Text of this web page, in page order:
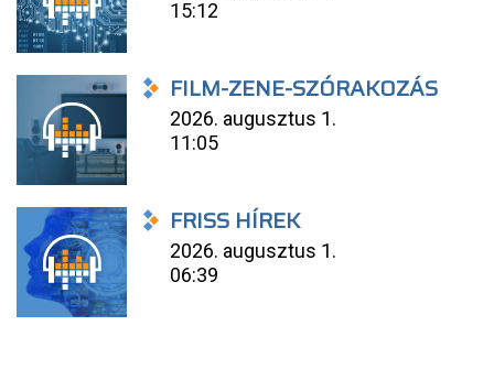
15:12
FILM-ZENE-SZÓRAKOZÁS
2026. augusztus 1.
11:05
FRISS HÍREK
2026. augusztus 1.
06:39